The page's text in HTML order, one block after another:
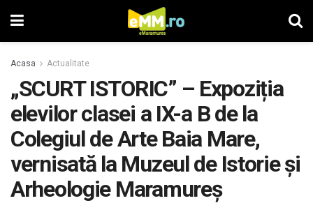
Acasa Actualitate
„SCURT ISTORIC” – Expoziția
elevilor clasei a IX-a B de la
Colegiul de Arte Baia Mare,
vernisată la Muzeul de Istorie și
Arheologie Maramureș